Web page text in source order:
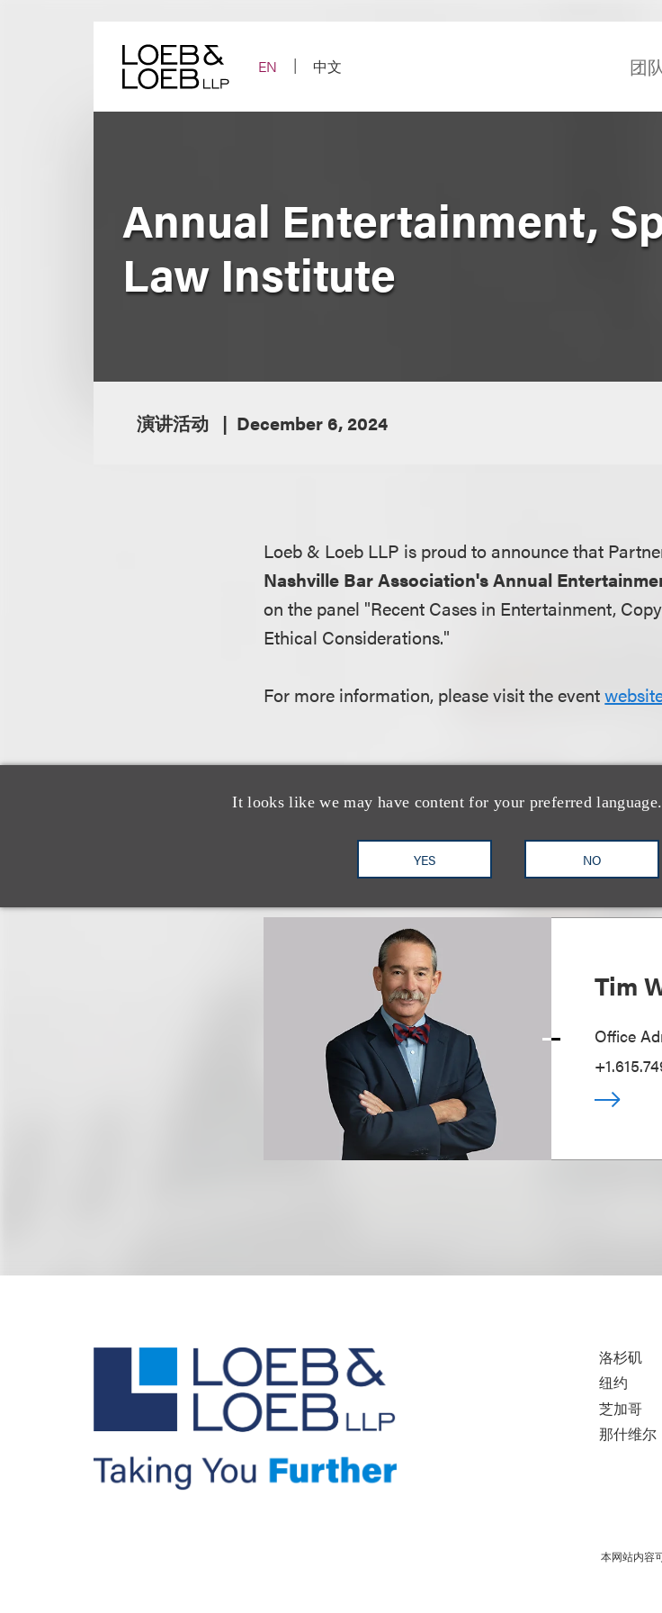
EN
中文 团
It looks like we may have content for your preferred
YES NO
Annual Entertainment,
Law Institute
演讲活动 December 6, 2024
Loeb & Loeb LLP is proud to announce that
Nashville Bar Association's Annual
on the panel "Recent Cases in Entertainment,
Ethical Considerations."
For more information, please visit the event
Tim
Office
洛杉矶
纽约
芝加哥
那什维尔
本网站内容